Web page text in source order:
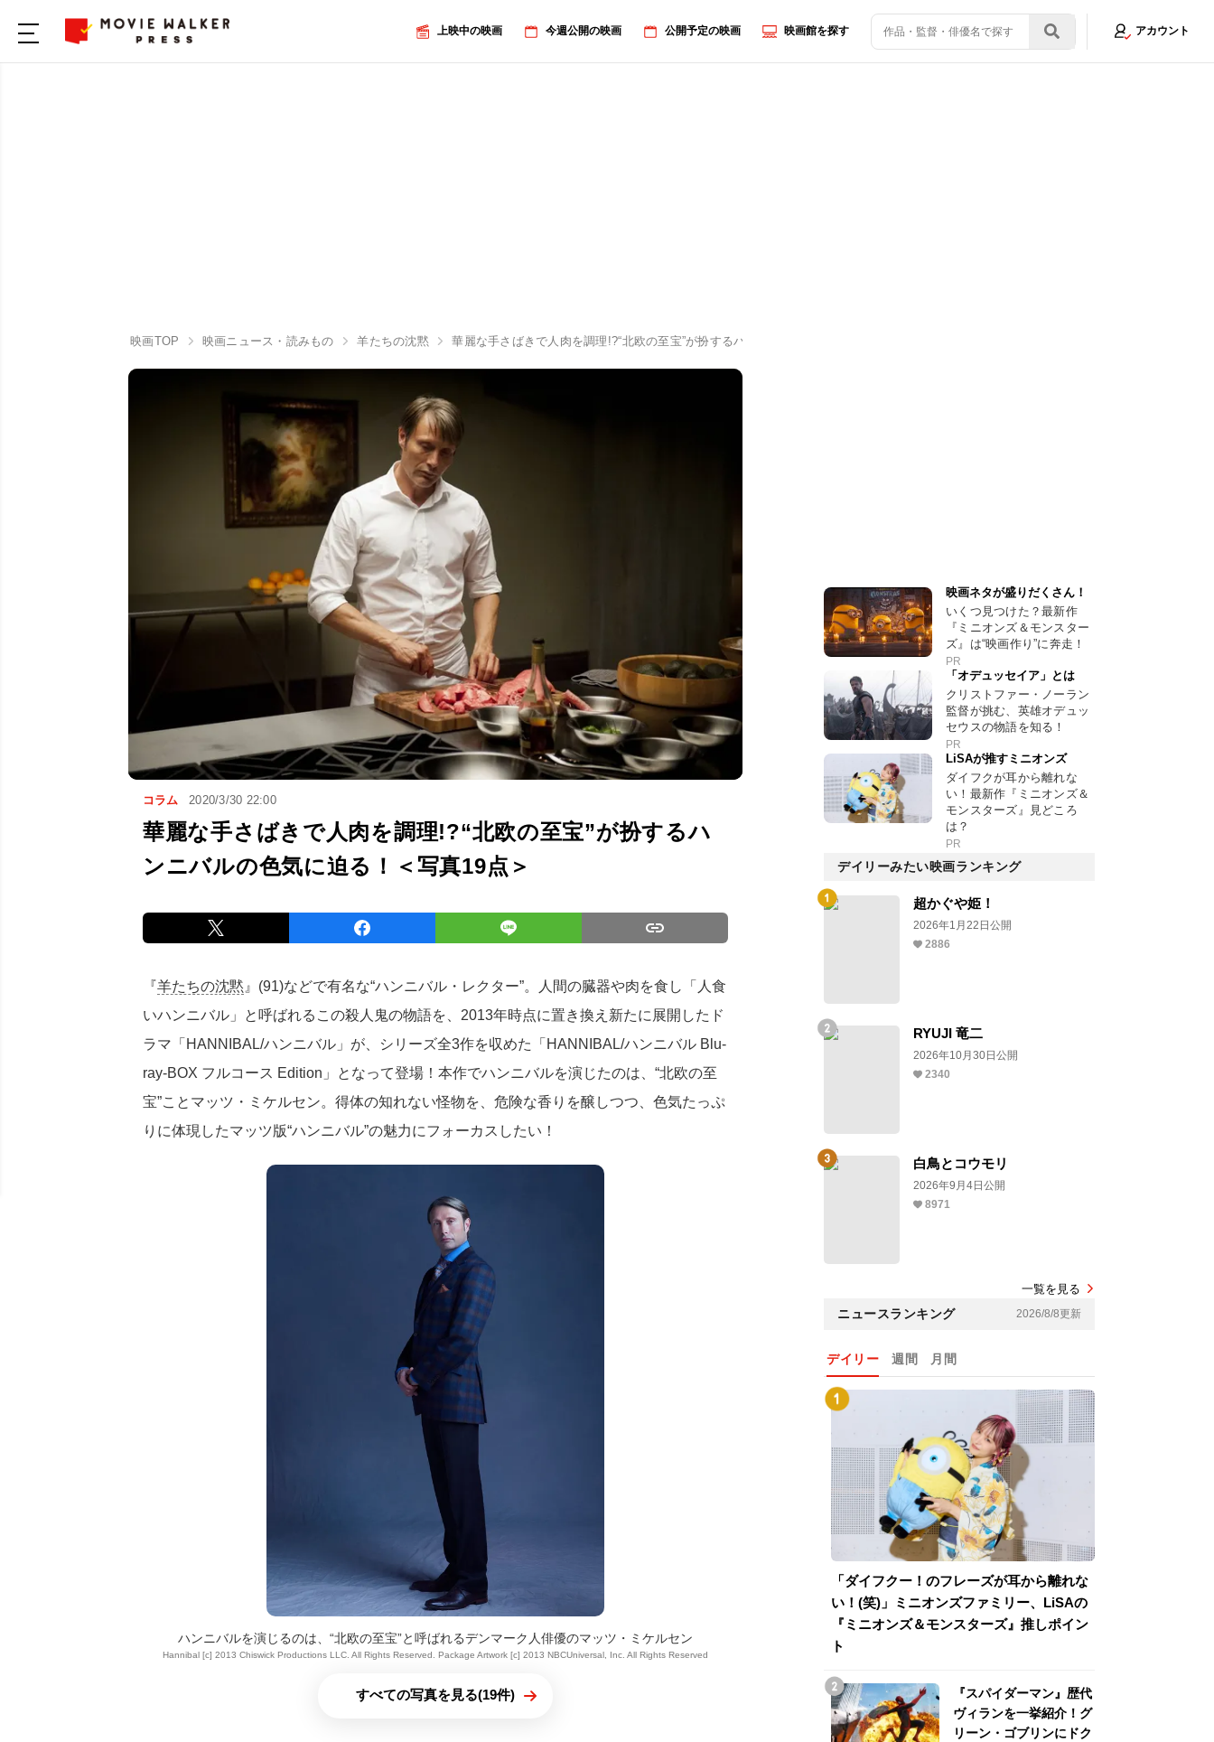
上映中の映画 今週公開の映画 公開予定の映画 映画館を探す アカウント
映画TOP 映画ニュース・読みもの 羊たちの沈黙 華麗な手さばきで人肉を調理!?“北欧の至宝”が扮するハンニバルの色気に迫る！＜写真19点＞
コラム 2020/3/30 22:00
華麗な手さばきで人肉を調理!?“北欧の至宝”が扮するハ
ンニバルの色気に迫る！＜写真19点＞
『羊たちの沈黙 』(91)などで有名な“ハンニバル・レクター”。人間の臓器や肉を食し「人食
いハンニバル」と呼ばれるこの殺人鬼の物語を、2013年時点に置き換え新たに展開したド
ラマ「HANNIBAL/ハンニバル」が、シリーズ全3作を収めた「HANNIBAL/ハンニバル Blu-
ray-BOX フルコース Edition」となって登場！本作でハンニバルを演じたのは、“北欧の至
宝”ことマッツ・ミケルセン。得体の知れない怪物を、危険な香りを醸しつつ、色気たっぷ
りに体現したマッツ版“ハンニバル”の魅力にフォーカスしたい！
ハンニバルを演じるのは、“北欧の至宝”と呼ばれるデンマーク人俳優のマッツ・ミケルセン
Hannibal [c] 2013 Chiswick Productions LLC. All Rights Reserved. Package Artwork [c] 2013 NBCUniversal, Inc. All Rights Reserved
すべての写真を見る(19件)
映画ネタが盛りだくさん！
いくつ見つけた？最新作
『ミニオンズ＆モンスター
ズ』は“映画作り”に奔走！
PR
「オデュッセイア」とは
クリストファー・ノーラン
監督が挑む、英雄オデュッ
セウスの物語を知る！
PR
LiSAが推すミニオンズ
ダイフクが耳から離れな
い！最新作『ミニオンズ＆
モンスターズ』見どころ
は？
PR
デイリーみたい映画ランキング
超かぐや姫！
2026年1月22日公開
2886
RYUJI 竜二
2026年10月30日公開
2340
白鳥とコウモリ
2026年9月4日公開
8971
一覧を見る
ニュースランキング 2026/8/8更新
デイリー 週間 月間
「ダイフクー！のフレーズが耳から離れな
い！(笑)」ミニオンズファミリー、LiSAの
『ミニオンズ＆モンスターズ』推しポイン
ト
『スパイダーマン』歴代
ヴィランを一挙紹介！グ
リーン・ゴブリンにドク